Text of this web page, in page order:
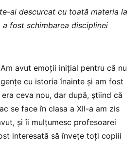
ai descurcat cu toată materia la
fost schimbarea disciplinei
Am avut emoții inițial pentru că nu
cu istoria înainte și am fost
ceva nou, dar după, știind că
se face în clasa a XII-a am zis
și îi mulțumesc profesoarei
interesată să învețe toți copiii